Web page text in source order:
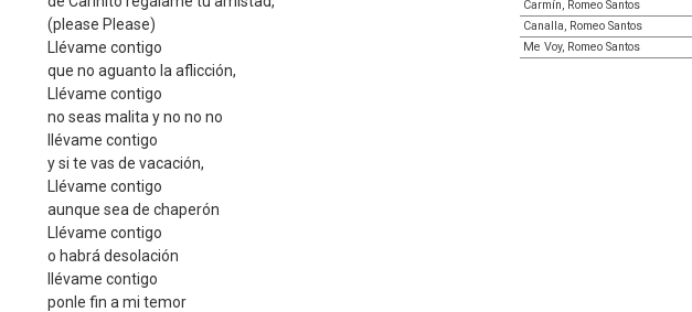
(please Please)
Llévame contigo
que no aguanto la aflicción,
Llévame contigo
no seas malita y no no no
llévame contigo
y si te vas de vacación,
Llévame contigo
aunque sea de chaperón
Llévame contigo
o habrá desolación
llévame contigo
ponle fin a mi temor
Carmín, Romeo Santos
Canalla, Romeo Santos
Me Voy, Romeo Santos